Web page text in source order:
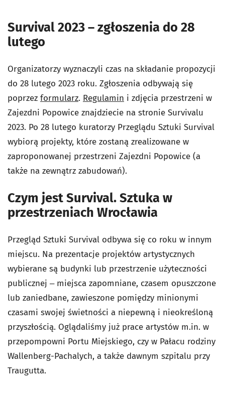
Survival 2023 – zgłoszenia do 28
lutego
Organizatorzy wyznaczyli czas na składanie propozycji
do 28 lutego 2023 roku. Zgłoszenia odbywają się
poprzez formularz. Regulamin i zdjęcia przestrzeni w
Zajezdni Popowice znajdziecie na stronie Survivalu
2023. Po 28 lutego kuratorzy Przeglądu Sztuki Survival
wybiorą projekty, które zostaną zrealizowane w
zaproponowanej przestrzeni Zajezdni Popowice (a
także na zewnątrz zabudowań).
Czym jest Survival. Sztuka w
przestrzeniach Wrocławia
Przegląd Sztuki Survival odbywa się co roku w innym
miejscu. Na prezentacje projektów artystycznych
wybierane są budynki lub przestrzenie użyteczności
publicznej ‒ miejsca zapomniane, czasem opuszczone
lub zaniedbane, zawieszone pomiędzy minionymi
czasami swojej świetności a niepewną i nieokreśloną
przyszłością. Oglądaliśmy już prace artystów m.in. w
przepompowni Portu Miejskiego, czy w Pałacu rodziny
Wallenberg-Pachalych, a także dawnym szpitalu przy
Traugutta.